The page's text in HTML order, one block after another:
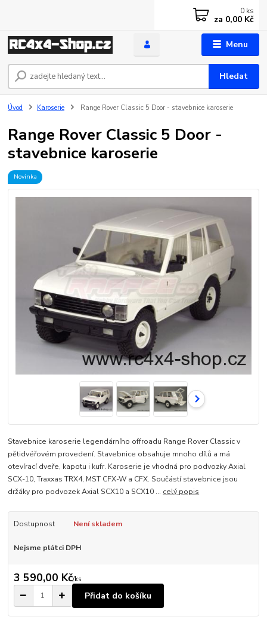
Menu
Hledat
0 ks
za 0,00 Kč
Úvod Karoserie Range Rover Classic 5 Door - stavebnice karoserie
Range Rover Classic 5 Door -
stavebnice karoserie
Novinka
Stavebnice karoserie legendárního offroadu Range Rover Classic v
pětidvéřovém provedení. Stavebnice obsahuje mnoho dílů a má
otevírací dveře, kapotu i kufr. Karoserie je vhodná pro podvozky Axial
SCX-10, Traxxas TRX4, MST CFX-W a CFX. Součástí stavebnice jsou
držáky pro podvozek Axial SCX10 a SCX10 ... celý popis
Dostupnost Není skladem
Nejsme plátci DPH
3 590,00 Kč/ks
Přidat do košíku